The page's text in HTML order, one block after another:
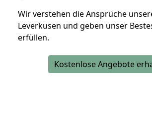
Wir verstehen die Ansprüche
Leverkusen und geben unser
erfüllen.
Kostenlose Angebote